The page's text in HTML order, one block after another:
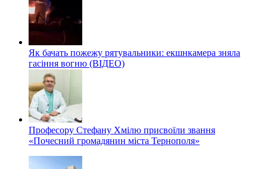
Як бачать пожежу рятувальники: екшнкамера зняла
гасіння вогню (ВІДЕО)
Професору Стефану Хмілю присвоїли звання
«Почесний громадянин міста Тернополя»